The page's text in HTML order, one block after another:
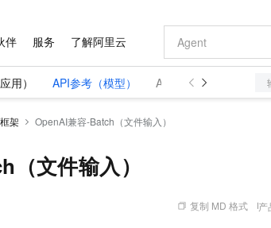
伴 服务 了解阿里云
用） API参考（模型） API参考（应用）
架 OpenAI兼容-Batch（文件输入）
文件输入）
复制 MD 格式 产
千问官方 MaaS 平台，为开发者和 Agent 而生，新用户赠送 1 亿 + tokens 额度
大模型
图片和
域名与网站
对象存储 OSS
睿译宝，AI翻译排版一步到位 NEW
GLM-5.2：长任务时代开源旗舰模型
AI 特惠
智启 AI 普惠权益
阿里云 OPC 创新助力计划
AI 场景体
价格计算器
价格优势
配置报价
数据与 API
数据集
身份实名认证
Docker
成为产品伙伴
产品生态集成认证中心
产品生态伙伴工作台
产品伙伴
数据库合作
企业增值服务
企业支持计划
企业增值服务台
阿里云认证
最佳实践
云上春晚
云栖战略参考
活动全景